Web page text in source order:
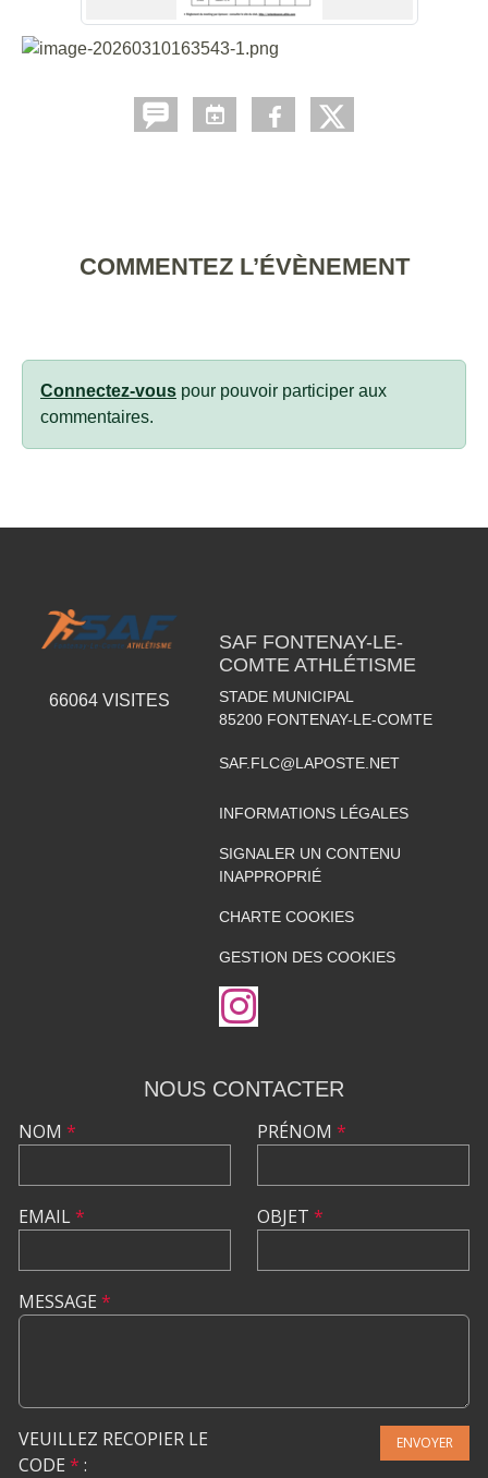
COMMENTEZ L’ÉVÈNEMENT
Connectez-vous pour pouvoir participer aux
commentaires.
66064VISITES
SAF FONTENAY-LE-
COMTE ATHLÉTISME
STADE MUNICIPAL
85200 FONTENAY-LE-COMTE
SAF.FLC@LAPOSTE.NET
INFORMATIONS LÉGALES
SIGNALER UN CONTENU
INAPPROPRIÉ
CHARTE COOKIES
GESTION DES COOKIES
NOUS CONTACTER
NOM *
EMAIL*
PRÉNOM *
OBJET *
MESSAGE *
VEUILLEZ RECOPIER LE
CODE * :
ENVOYER